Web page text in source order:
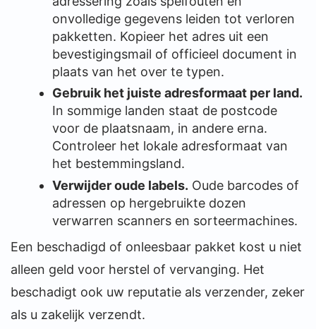
onvolledige gegevens leiden tot verloren
pakketten. Kopieer het adres uit een
bevestigingsmail of officieel document in
plaats van het over te typen.
Gebruik het juiste adresformaat per land.
In sommige landen staat de postcode
voor de plaatsnaam, in andere erna.
Controleer het lokale adresformaat van
het bestemmingsland.
Verwijder oude labels. Oude barcodes of
adressen op hergebruikte dozen
verwarren scanners en sorteermachines.
Een beschadigd of onleesbaar pakket kost u niet
alleen geld voor herstel of vervanging. Het
beschadigt ook uw reputatie als verzender, zeker
als u zakelijk verzendt.